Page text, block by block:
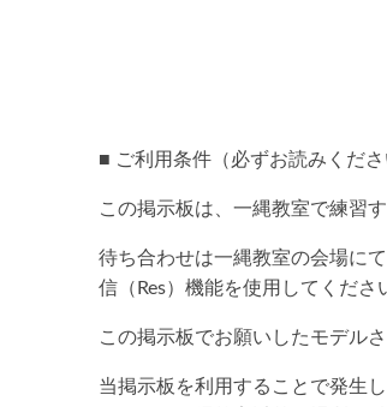
■ ご利用条件（必ずお読みくださ
この掲示板は、一縄教室で練習
待ち合わせは一縄教室の会場に
信（Res）機能を使用してくださ
この掲示板でお願いしたモデル
当掲示板を利用することで発生